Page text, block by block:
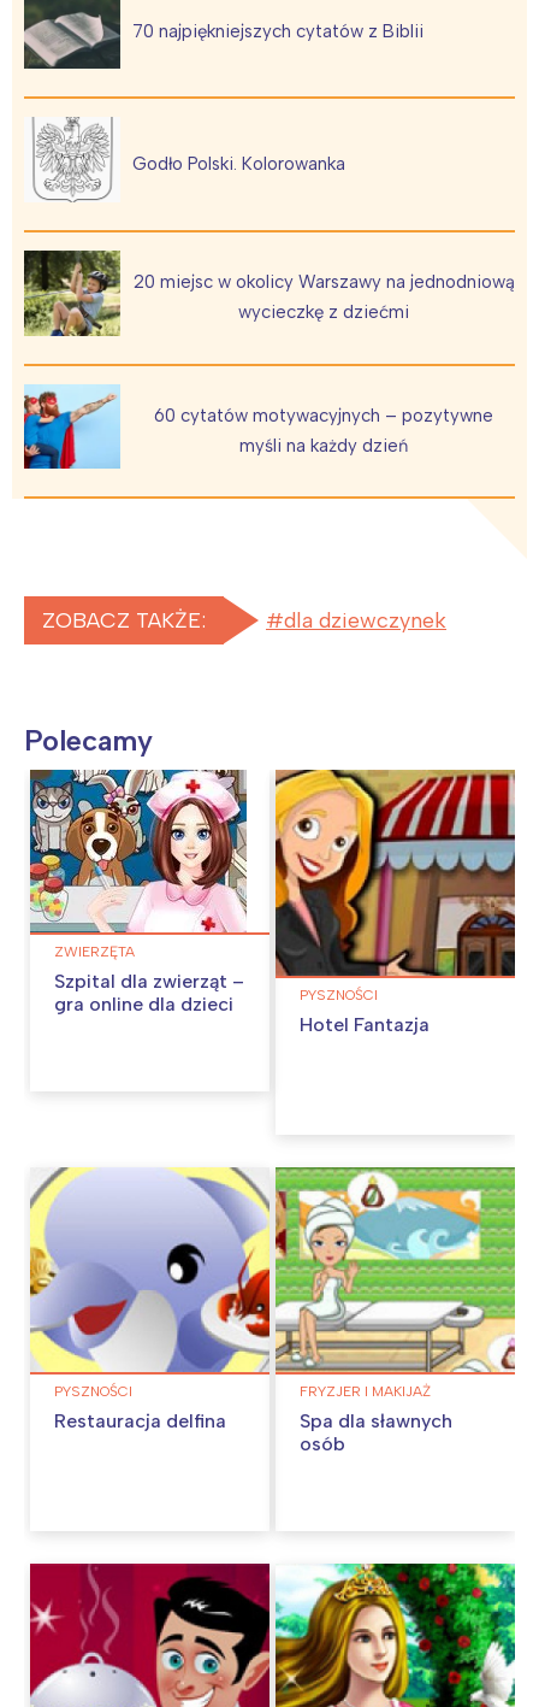
70 najpiękniejszych cytatów z Biblii
Godło Polski. Kolorowanka
20 miejsc w okolicy Warszawy na jednodniową
wycieczkę z dziećmi
60 cytatów motywacyjnych – pozytywne
myśli na każdy dzień
ZOBACZ TAKŻE: dla dziewczynek
Polecamy
ZWIERZĘTA
Szpital dla zwierząt –
gra online dla dzieci
PYSZNOŚCI
Hotel Fantazja
PYSZNOŚCI
Restauracja delfina
FRYZJER I MAKIJAŻ
Spa dla sławnych
osób
Interesują mnie wydarzenia z
tego regionu:
Warszawa
Łódź
Trójmiasto
Poznań
Wrocław
Śląsk
Południe
Wszystkie
Wybieram